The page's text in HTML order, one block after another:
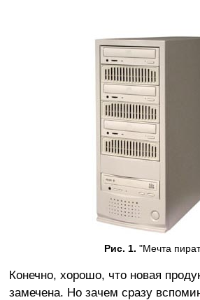
Рис. 1. "Мечта
Конечно, хорошо, что новая
замечена. Но зачем сразу